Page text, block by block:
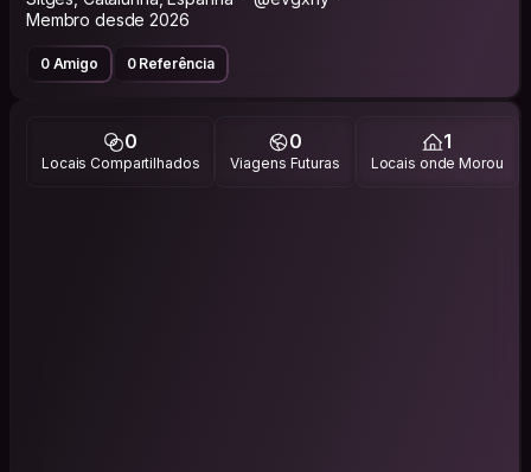
Membro desde 2026
0 Amigo 0 Referência
0
Locais Compartilhados
0
Viagens Futuras
1
Locais onde Morou